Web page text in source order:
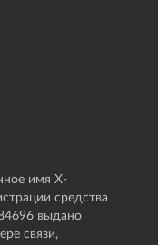
имя X-
средства
выдано
связи,